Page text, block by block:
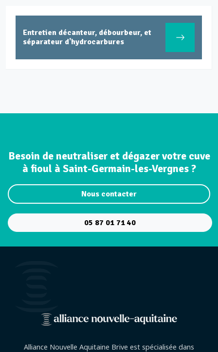
Entretien décanteur, débourbeur, et
séparateur d'hydrocarbures
Besoin de neutraliser et dégazer votre cuve
à fioul à Saint-Germain-les-Vergnes ?
Nous contacter
05 87 01 71 40
Alliance Nouvelle Aquitaine Brive est spécialisée dans